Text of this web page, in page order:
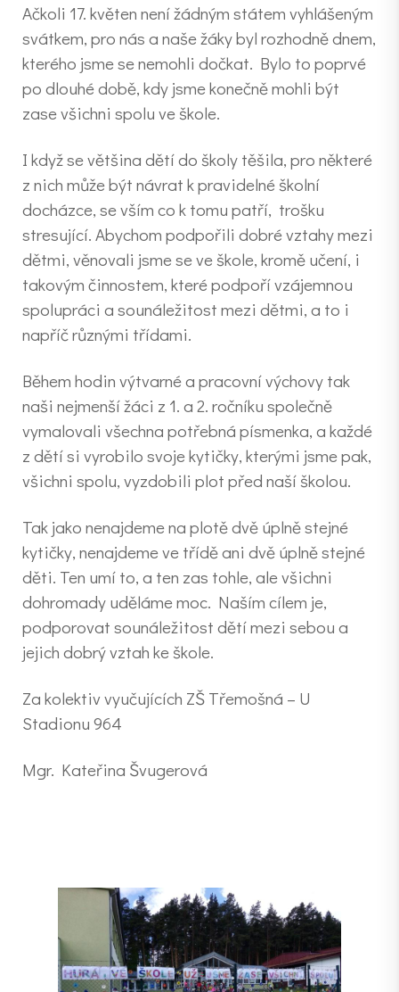
Ačkoli 17. květen není žádným státem vyhlášeným
svátkem, pro nás a naše žáky byl rozhodně dnem,
kterého jsme se nemohli dočkat. Bylo to poprvé
po dlouhé době, kdy jsme konečně mohli být
zase všichni spolu ve škole.
I když se většina dětí do školy těšila, pro některé
z nich může být návrat k pravidelné školní
docházce, se vším co k tomu patří, trošku
stresující. Abychom podpořili dobré vztahy mezi
dětmi, věnovali jsme se ve škole, kromě učení, i
takovým činnostem, které podpoří vzájemnou
spolupráci a sounáležitost mezi dětmi, a to i
napříč různými třídami.
Během hodin výtvarné a pracovní výchovy tak
naši nejmenší žáci z 1. a 2. ročníku společně
vymalovali všechna potřebná písmenka, a každé
z dětí si vyrobilo svoje kytičky, kterými jsme pak,
všichni spolu, vyzdobili plot před naší školou.
Tak jako nenajdeme na plotě dvě úplně stejné
kytičky, nenajdeme ve třídě ani dvě úplně stejné
děti. Ten umí to, a ten zas tohle, ale všichni
dohromady uděláme moc. Naším cílem je,
podporovat sounáležitost dětí mezi sebou a
jejich dobrý vztah ke škole.
Za kolektiv vyučujících ZŠ Třemošná – U
Stadionu 964
Mgr. Kateřina Švugerová